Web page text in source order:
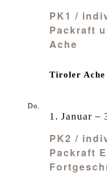
PK1 /
Packraft
Ache
Tiroler Ache
Do.
PK2 /
Packraft
1. Januar –